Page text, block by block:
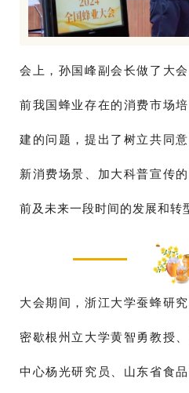
会上，孙国峰副会长做了大
前我国蜂业存在的消费市场
建的问题，提出了树立共同
新消费场景、加大科普宣传
前及未来一段时间的发展和转
大会期间，浙江大学蚕蜂研
密歇根州立大学黄智勇教授
中心杨光研究员、山东省食